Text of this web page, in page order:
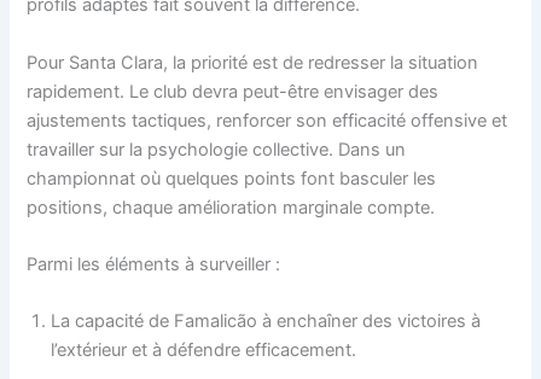
profils adaptés fait souvent la différence.
Pour Santa Clara, la priorité est de redresser la situation
rapidement. Le club devra peut-être envisager des
ajustements tactiques, renforcer son efficacité offensive et
travailler sur la psychologie collective. Dans un
championnat où quelques points font basculer les
positions, chaque amélioration marginale compte.
Parmi les éléments à surveiller :
La capacité de Famalicão à enchaîner des victoires à
l’extérieur et à défendre efficacement.